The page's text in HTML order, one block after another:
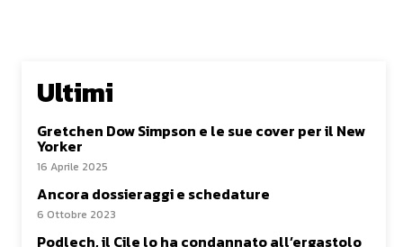
Ultimi
Gretchen Dow Simpson e le sue cover per il New
Yorker
16 Aprile 2025
Ancora dossieraggi e schedature
6 Ottobre 2023
Podlech, il Cile lo ha condannato all’ergastolo